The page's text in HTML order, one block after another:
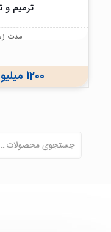
ترمیم
مدت
1200 میلیون ریال